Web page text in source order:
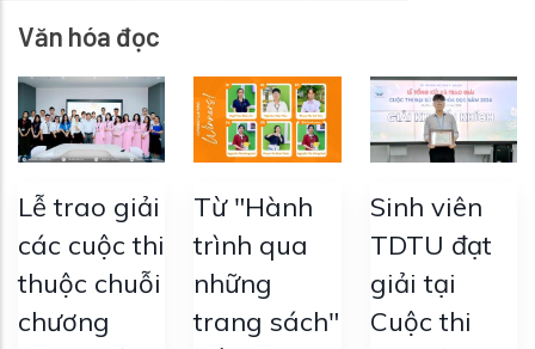
Văn hóa đọc
Lễ trao giải
các cuộc thi
thuộc chuỗi
chương
Từ "Hành
trình qua
những
trang sách"
Sinh viên
TDTU đạt
giải tại
Cuộc thi